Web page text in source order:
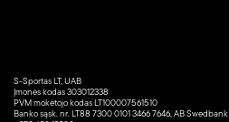
S-Sportas LT, UAB
Įmonės kodas 303012338
PVM mokėtojo kodas LT100007561510
Banko sąsk. nr. LT88 7300 0101 3466 7646, AB Swedbank